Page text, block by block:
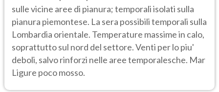
sulle vicine aree di pianura; temporali isolati sulla
pianura piemontese. La sera possibili temporali sulla
Lombardia orientale. Temperature massime in calo,
soprattutto sul nord del settore. Venti per lo piu'
deboli, salvo rinforzi nelle aree temporalesche. Mar
Ligure poco mosso.